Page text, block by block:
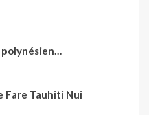
polynésien…
Fare Tauhiti Nui